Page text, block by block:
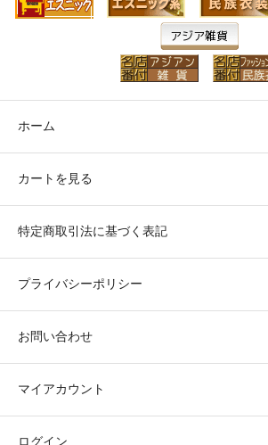
ホーム
カートを見る
特定商取引法に基づく表記
プライバシーポリシー
お問い合わせ
マイアカウント
ログイン